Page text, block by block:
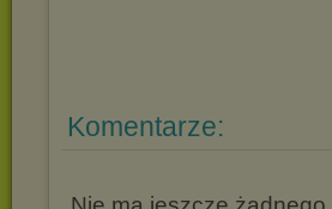
Komentarze: